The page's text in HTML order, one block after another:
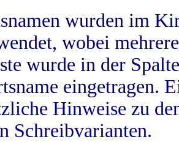
wurden im
wobei
wurde in der
eingetragen.
Hinweise zu
Schreibvarianten.